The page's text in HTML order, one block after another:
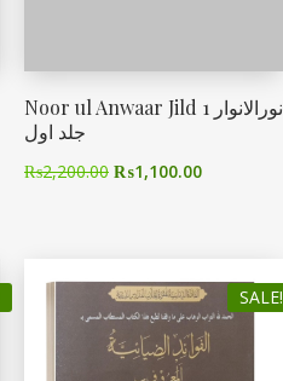
Noor ul Anwaar Jild 1 نورالانوار
جلد اول
₨2,200.00 ₨1,100.00
SALE!